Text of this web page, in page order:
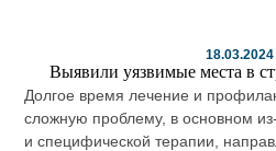
18.03.2024
Выявили уязвимые места в
Долгое время лечение и
сложную проблему, в основном из-
и специфической терапии,